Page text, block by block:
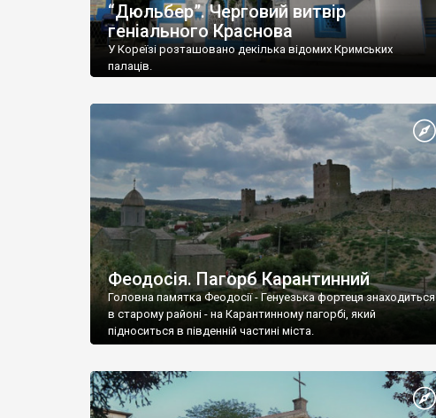
“Дюльбер”. Черговий витвір
геніального Краснова
У Кореїзі розташовано декілька відомих Кримських
палаців.
Феодосія. Пагорб Карантинний
Головна памятка Феодосії - Генуезька фортеця знаходиться
в старому районі - на Карантинному пагорбі, який
підноситься в південній частині міста.